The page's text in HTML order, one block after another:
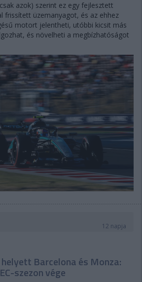
azok) szerint ez egy fejlesztett
frissített üzemanyagot, és az ehhez
motort jelentheti, utóbbi kicsit más
és növelheti a megbízhatóságot
12 napja
Barcelona és Monza:
szezon vége